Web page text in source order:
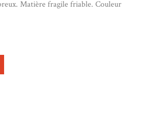
Matière fragile friable. Couleur